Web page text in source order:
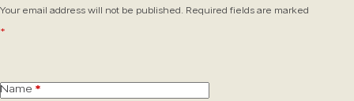
Your email address will not be published. Required fields are marked
*
Name *